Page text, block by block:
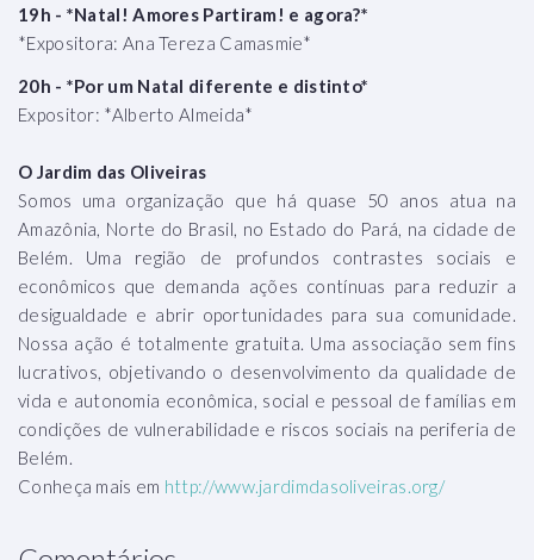
19h - *Natal! Amores Partiram! e agora?*
*Expositora: Ana Tereza Camasmie*
20h - *Por um Natal diferente e distinto*
Expositor: *Alberto Almeida*
O Jardim das Oliveiras
Somos uma organização que há quase 50 anos atua na
Amazônia, Norte do Brasil, no Estado do Pará, na cidade de
Belém. Uma região de profundos contrastes sociais e
econômicos que demanda ações contínuas para reduzir a
desigualdade e abrir oportunidades para sua comunidade.
Nossa ação é totalmente gratuita. Uma associação sem fins
lucrativos, objetivando o desenvolvimento da qualidade de
vida e autonomia econômica, social e pessoal de famílias em
condições de vulnerabilidade e riscos sociais na periferia de
Belém.
Conheça mais em http://www.jardimdasoliveiras.org/